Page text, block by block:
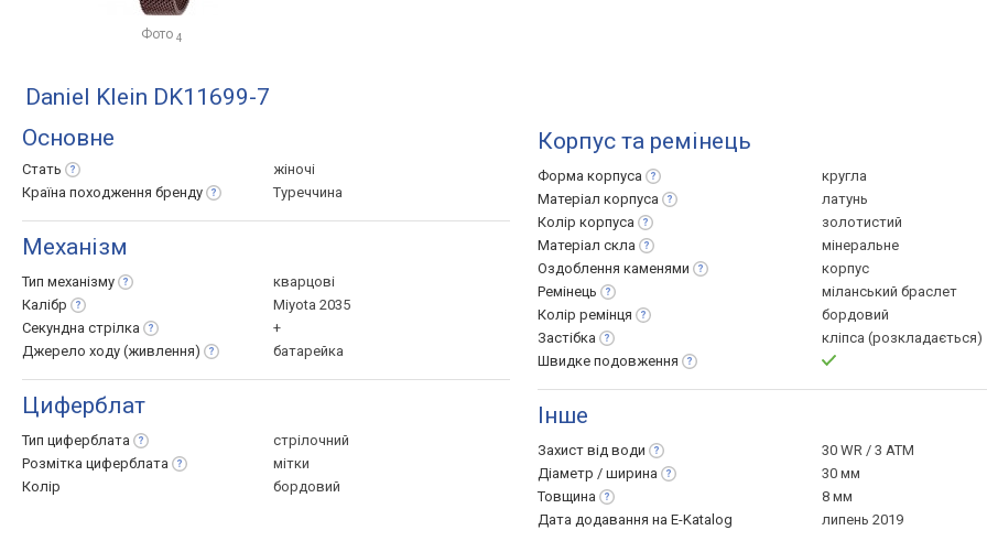
Фото 4
Daniel Klein DK11699-7
Основне
Стать
жіночі
Країна походження бренду Туреччина
Механізм
Тип механізму
кварцові
Калібр
Miyota 2035
Секундна стрілка
+
Джерело ходу (живлення) батарейка
Циферблат
Тип циферблата
стрілочний
Розмітка циферблата
мітки
Колір
бордовий
Корпус та ремінець
Форма корпуса
кругла
Матеріал корпуса
латунь
Колір корпуса
золотистий
Матеріал скла
мінеральне
Оздоблення каменями
корпус
Ремінець
міланський браслет
Колір ремінця
бордовий
Застібка
кліпса (розкладається)
Швидке подовження
Інше
Захист від води
30 WR / 3 ATM
Діаметр / ширина
30 мм
Товщина
8 мм
Дата додавання на E-Katalog
липень 2019